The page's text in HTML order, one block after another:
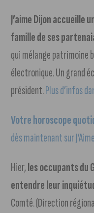
J’aime Dijon accueille
famille de ses
qui mélange patrimoine
électronique. Un grand
président.Plus d’infos
Votre horoscope
dès maintenant sur
Hier,les occupants du
entendre leur
Comté. (Direction